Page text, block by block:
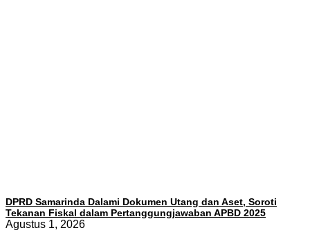
DPRD Samarinda Dalami Dokumen Utang dan Aset, Soroti
Tekanan Fiskal dalam Pertanggungjawaban APBD 2025
Agustus 1, 2026